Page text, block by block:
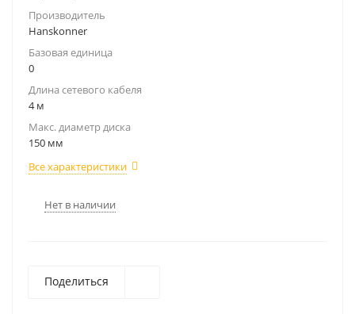
Производитель
Hanskonner
Базовая единица
0
Длина сетевого кабеля
4 м
Макс. диаметр диска
150 мм
Все характеристики
Нет в наличии
Поделиться